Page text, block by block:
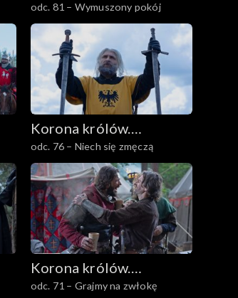
Jagiellonowie
odc. 81 – Wymuszony pokój
Korona królów.
Jagiellonowie
odc. 76 – Niech się zmęczą
Korona królów.
Jagiellonowie
odc. 71 – Grajmy na zwłokę